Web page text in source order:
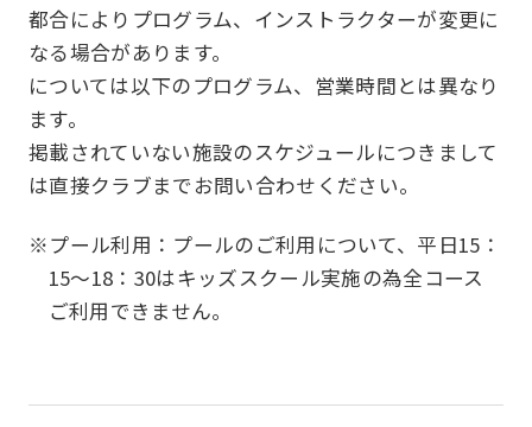
都合によりプログラム、インストラクターが変更に
なる場合があります。
については以下のプログラム、営業時間とは異なり
ます。
掲載されていない施設のスケジュールにつきまして
は直接クラブまでお問い合わせください。
※プール利用：プールのご利用について、平日15：
15〜18：30はキッズスクール実施の為全コース
ご利用できません。